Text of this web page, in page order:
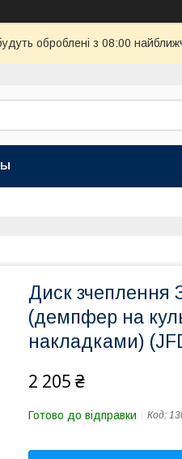
оброблені з 08:00
Диск зчеплення
(демпфер на
накладками)
2 205 ₴
Готово до відправки Код: